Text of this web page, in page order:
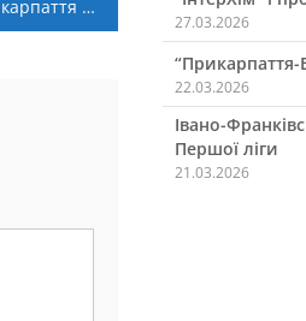
Боксери з Прикарпаття успішно виступили на турнірі Stop the War
27.03.2026
“Прикарпаття-
22.03.2026
Івано-
Першої ліги
21.03.2026